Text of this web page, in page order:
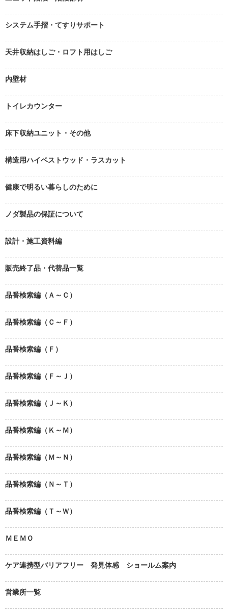
システム手摺・てすりサポート
天井収納はしご・ロフト用はしご
内壁材
トイレカウンター
床下収納ユニット・その他
構造用ハイベストウッド・ラスカット
健康で明るい暮らしのために
ノダ製品の保証について
設計・施工資料編
販売終了品・代替品一覧
品番検索編（Ａ～Ｃ）
品番検索編（Ｃ～Ｆ）
品番検索編（Ｆ）
品番検索編（Ｆ～Ｊ）
品番検索編（Ｊ～Ｋ）
品番検索編（Ｋ～Ｍ）
品番検索編（Ｍ～Ｎ）
品番検索編（Ｎ～Ｔ）
品番検索編（Ｔ～Ｗ）
ＭＥＭＯ
ケア連携型バリアフリー 発見体感 ショールム案内
営業所一覧